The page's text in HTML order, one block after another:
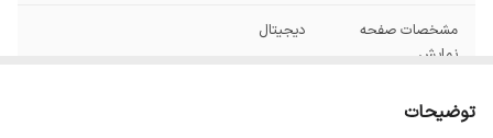
مشخصات صفحه
نمایش
دیجیتال
ظرفیت
توضیحات